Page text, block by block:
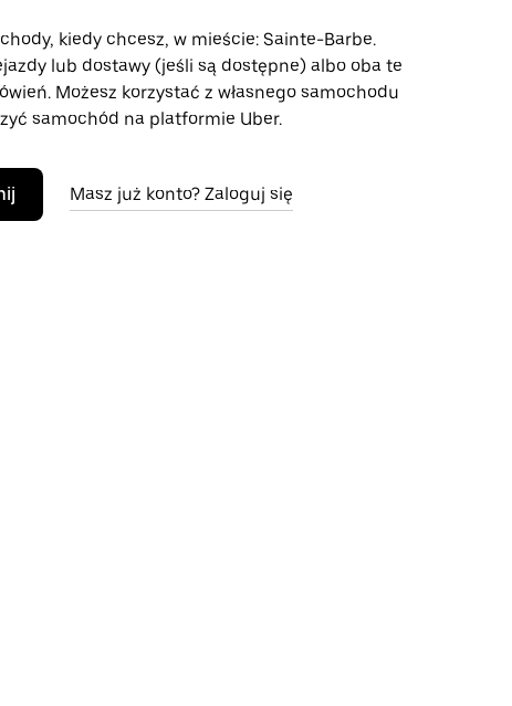
kiedy chcesz, w mieście: Sainte-Barbe.
lub dostawy (jeśli są dostępne) albo oba te
Możesz korzystać z własnego samochodu
samochód na platformie Uber.
Masz już konto? Zaloguj się